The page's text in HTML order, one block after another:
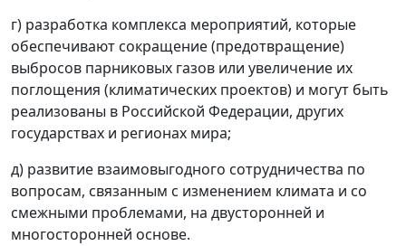
г) разработка комплекса мероприятий, которые
обеспечивают сокращение (предотвращение)
выбросов парниковых газов или увеличение их
поглощения (климатических проектов) и могут быть
реализованы в Российской Федерации, других
государствах и регионах мира;
д) развитие взаимовыгодного сотрудничества по
вопросам, связанным с изменением климата и со
смежными проблемами, на двусторонней и
многосторонней основе.